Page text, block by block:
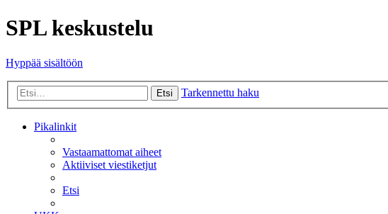
SPL keskustelu
Hyppää sisältöön
Etsi Tarkennettu haku
Pikalinkit
Vastaamattomat aiheet
Aktiiviset viestiketjut
Etsi